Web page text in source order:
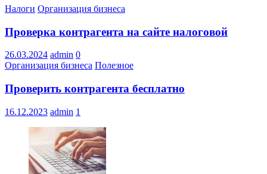
Налоги Организация бизнеса
Проверка контрагента на сайте налоговой
26.03.2024 admin 0
Организация бизнеса Полезное
Проверить контрагента бесплатно
16.12.2023 admin 1